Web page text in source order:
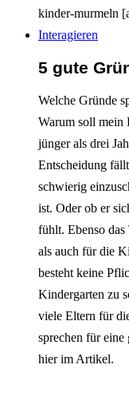
kinder-murmeln
Interagieren
5 gute
Welche Gründe
Warum soll
jünger als drei
Entscheidung
schwierig
ist. Oder ob er
fühlt. Ebenso
als auch für die
besteht keine
Kindergarten zu
viele Eltern für
sprechen für
hier im Artikel.